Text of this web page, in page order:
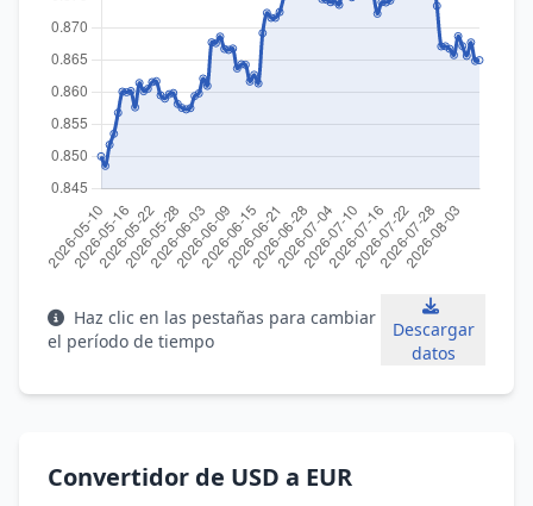
Haz clic en las pestañas para cambiar
el período de tiempo
Descargar
datos
Convertidor de USD a EUR